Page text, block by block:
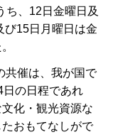
ち、12日金曜日及
び15日月曜日は金
共催は、我が国で
日の日程であれ
化・観光資源な
おもてなしがで